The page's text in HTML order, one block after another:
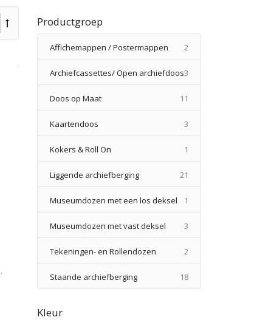
Productgroep
Affichemappen / Postermappen 2
Archiefcassettes/ Open archiefdoos3
Doos op Maat 11
Kaartendoos 3
Kokers & Roll On 1
Liggende archiefberging 21
Museumdozen met een los deksel 1
Museumdozen met vast deksel 3
Tekeningen- en Rollendozen 2
Staande archiefberging 18producten
Kleur